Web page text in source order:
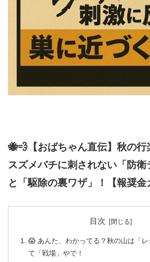
🐝💨【おばちゃん直伝】秋の
スズメバチに刺されない「防衛
と「駆除の裏ワザ」！【報奨金
目次
😱 あんた、わかってる？秋の山は「レ
て「戦場」やで！